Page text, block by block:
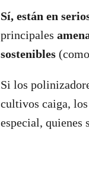
Sí, están en
principales
sostenibles
Si los
cultivos caiga, los
especial, quienes